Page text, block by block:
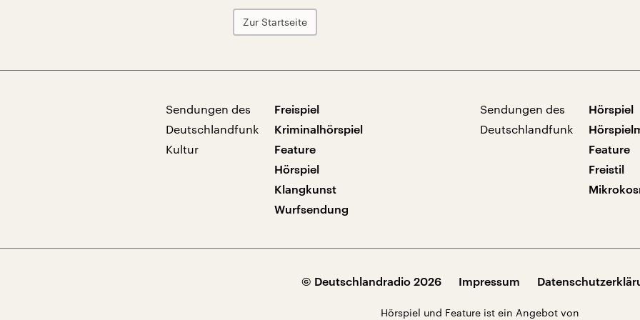
Zur Startseite
Sendungen des
Deutschlandfunk
Kultur
Freispiel
Kriminalhörspiel
Feature
Hörspiel
Klangkunst
Wurfsendung
Sendungen des
Deutschlandfunk
Hörspiel
Feature
Freistil
© Deutschlandradio 2026 Impressum
Hörspiel und Feature ist ein Angebot von